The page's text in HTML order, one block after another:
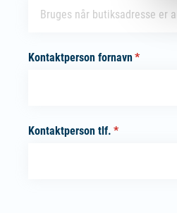
Kontaktperson fornavn*
(påkrævet)
Kontaktperson tlf. *
(påkrævet)